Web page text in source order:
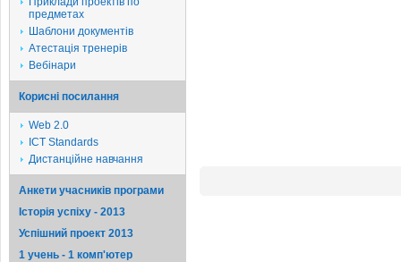
предметах
Шаблони документів
Атестація тренерів
Вебінари
Корисні посилання
Web 2.0
ICT Standards
Дистанційне навчання
Анкети учасників програми
Історія успіху - 2013
Успішний проект 2013
1 учень - 1 комп'ютер